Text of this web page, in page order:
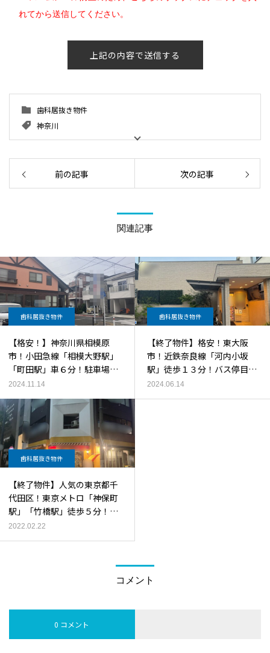
れてから送信してください。
歯科居抜き物件
神奈川
前の記事 次の記事
関連記事
歯科居抜き物件
【格安！】神奈川県相模原
市！小田急線「相模大野駅」
「町田駅」車６分！駐車場付
き１軒家！１F路面・大通り
沿い！美麗！】格安の歯科居
抜き物件
2024.11.14
歯科居抜き物件
【終了物件】格安！東大阪
市！近鉄奈良線「河内小坂
駅」徒歩１３分！バス停目の
前！４０坪大型！内装美麗！
機材多数！】歯科居抜き物
2024.06.14
歯科居抜き物件
【終了物件】人気の東京都千
代田区！東京メトロ「神保町
駅」「竹橋駅」徒歩５分！内
装美麗！大通り沿路面ビ
ル！】好立地な歯科居抜き物
2022.02.22
コメント
0 コメント